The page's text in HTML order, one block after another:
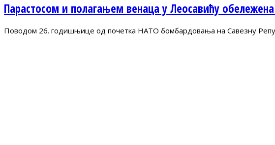
Парастосом и полагањем венаца у Леосавићу
Поводом 26. годишњице од почетка НАТО бомбардовања на Савезну